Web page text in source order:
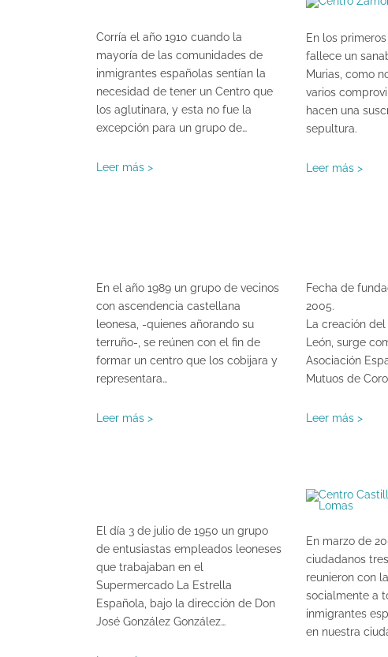
Corría el año 1910 cuando la
mayoría de las comunidades de
inmigrantes españolas sentían la
necesidad de tener un Centro que
los aglutinara, y esta no fue la
excepción para un grupo de…
Leer más >
En los
fallece un
Murias, como
varios
hacen una
sepultura.
Leer más >
En el año 1989 un grupo de vecinos
con ascendencia castellana
leonesa, -quienes añorando su
terruño-, se reúnen con el fin de
formar un centro que los cobijara y
representara…
Leer más >
Fecha de
2005.
La creación
León, surge
Asociación
Mutuos de
Leer más >
El día 3 de julio de 1950 un grupo
de entusiastas empleados leoneses
que trabajaban en el
Supermercado La Estrella
Española, bajo la dirección de Don
José González González…
En marzo de
ciudadanos
reunieron con
socialmente a
inmigrantes
en nuestra